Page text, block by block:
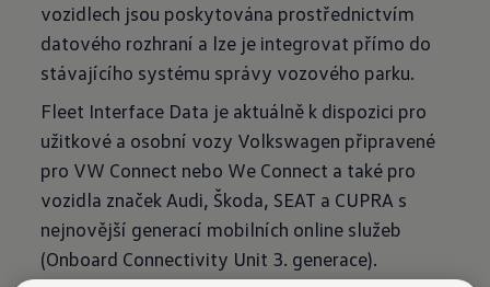
vozidlech jsou poskytována prostřednictvím
datového rozhraní a lze je integrovat přímo do
stávajícího systému správy vozového parku.
Fleet Interface Data je aktuálně k dispozici pro
užitkové a osobní vozy Volkswagen připravené
pro VW Connect nebo We Connect a také pro
vozidla značek Audi, Škoda, SEAT a CUPRA s
nejnovější generací mobilních online služeb
(Onboard Connectivity Unit 3. generace).